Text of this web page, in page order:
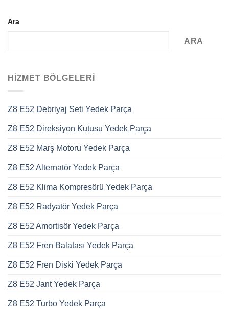
Ara
ARA
HIZMET BÖLGELERI
Z8 E52 Debriyaj Seti Yedek Parça
Z8 E52 Direksiyon Kutusu Yedek Parça
Z8 E52 Marş Motoru Yedek Parça
Z8 E52 Alternatör Yedek Parça
Z8 E52 Klima Kompresörü Yedek Parça
Z8 E52 Radyatör Yedek Parça
Z8 E52 Amortisör Yedek Parça
Z8 E52 Fren Balatası Yedek Parça
Z8 E52 Fren Diski Yedek Parça
Z8 E52 Jant Yedek Parça
Z8 E52 Turbo Yedek Parça